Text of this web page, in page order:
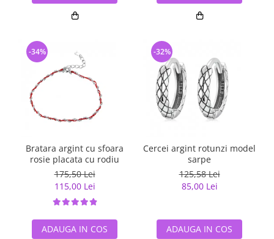
Bratara argint cu sfoara
rosie placata cu rodiu
175,50 Lei
115,00 Lei
-34%
ADAUGA IN COS
Cercei argint rotunzi model
sarpe
125,58 Lei
85,00 Lei
-32%
ADAUGA IN COS